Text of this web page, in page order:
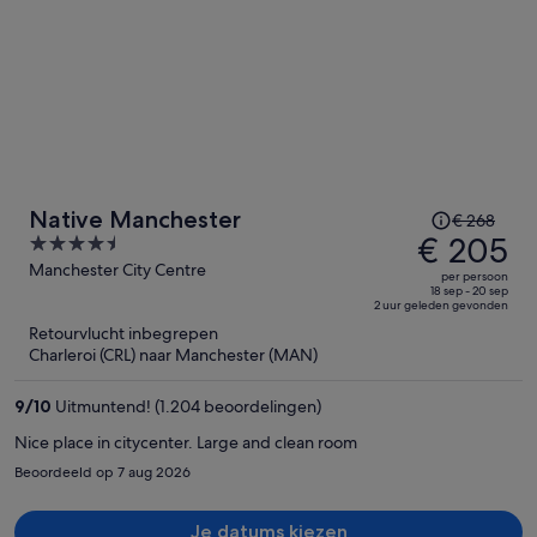
Native Manchester
4.5
out
Manchester City Centre
De
prijs
was
€ 268,
de
€ 268
€ 205
per persoon
18 sep - 20 sep
2 uur geleden gevonden
Retourvlucht inbegrepen
Charleroi (CRL) naar Manchester (MAN)
9/10 Uitmuntend! (1.204 beoordelingen)
Nice place in citycenter. Large and clean room
Beoordeeld op 7 aug 2026
Je datums kiezen